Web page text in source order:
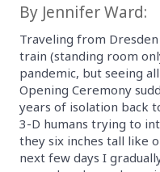
By Jennifer Ward:
Traveling from
train (standing room
pandemic, but seeing
Opening Ceremony
years of isolation back
3-D humans trying to
they six inches tall like
next few days I